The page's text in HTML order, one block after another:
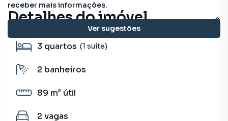
receber mais informações.
Ver sugestões
Detalhes do imóvel
3 quartos (1 suíte)
2 banheiros
89 m² útil
2 vagas